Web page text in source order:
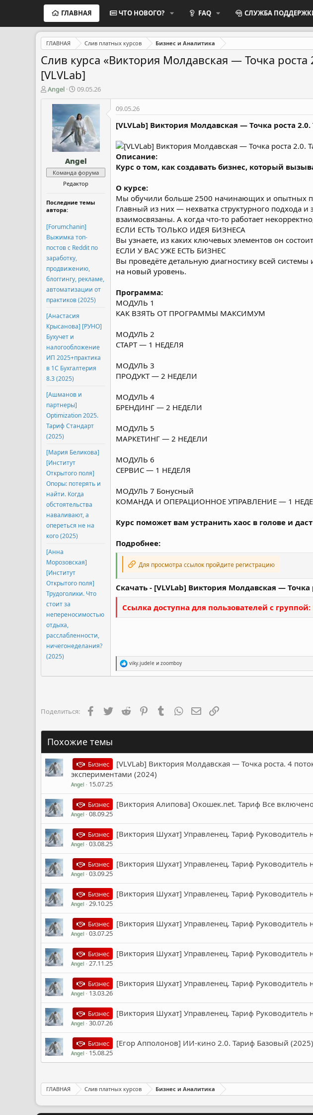
ГЛАВНАЯ ЧТО НОВОГО? FAQ СЛУЖБА
ГЛАВНАЯ Слив платных курсов Бизнес и Аналитика
Слив курса «Виктория Молдавская ― Точка
[VLVLab]
А
в
Angel
Д
а
т
а
н
а
ч
а
л
а
09.05.26
Angel
Команда форума
Редактор
Последние темы
автора:
[Forumchanin]
Выжимка топ-
постов с Reddit по
заработку,
продвижению,
блоггингу, рекламе,
автоматизации от
практиков (2025)
[Анастасия
Крысанова] [РУНО]
Бухучет и
налогообложение
ИП 2025+практика
в 1С Бухгалтерия
8.3 (2025)
[Ашманов и
партнеры]
Optimization 2025.
Тариф Стандарт
(2025)
[Мария Беликова]
[Институт
Открытого поля]
Опоры: потерять и
найти. Когда
обстоятельства
наваливают, а
опереться не на
кого (2025)
[Анна
Морозовская]
[Институт
Открытого поля]
Трудоголики. Что
стоит за
непереносимостью
отдыха,
расслабленности,
ничегонеделания?
(2025)
09.05.26
[VLVLab] Виктория Молдавская ― Точка роста
Описание:
Курс о том, как создавать бизнес, который
О курсе:
Мы обучили больше 2500 начинающих и опытных
Главный из них — нехватка структурного подхода
взаимосвязаны. А когда что‑то работает
ЕСЛИ ЕСТЬ ТОЛЬКО ИДЕЯ БИЗНЕСА
Вы узнаете, из каких ключевых элементов он
ЕСЛИ У ВАС УЖЕ ЕСТЬ БИЗНЕС
Вы проведёте детальную диагностику всей
на новый уровень.
Программа:
МОДУЛЬ 1
КАК ВЗЯТЬ ОТ ПРОГРАММЫ МАКСИМУМ
МОДУЛЬ 2
СТАРТ — 1 НЕДЕЛЯ
МОДУЛЬ 3
ПРОДУКТ — 2 НЕДЕЛИ
МОДУЛЬ 4
БРЕНДИНГ — 2 НЕДЕЛИ
МОДУЛЬ 5
МАРКЕТИНГ — 2 НЕДЕЛИ
МОДУЛЬ 6
СЕРВИС — 1 НЕДЕЛЯ
МОДУЛЬ 7 Бонусный
КОМАНДА И ОПЕРАЦИОННОЕ УПРАВЛЕНИЕ — 1
Курс поможет вам устранить хаос в голове и
Подробнее:
Для просмотра ссылок пройдите регистрацию
Скачать - [VLVLab] Виктория Молдавская ―
Ссылка доступна для пользователей с группой:
Р
е
а
:
viky.judele и zoomboy
Поделиться: FacebookTwitter Reddit PinterestTumblr WhatsAppЭлектронная почта
Похожие темы
Бизнес
[VLVLab] Виктория Молдавская ― Точка роста. 4
экспериментами (2024)
Angel 15.07.25
Бизнес [Виктория Алипова] Окошек.net. Тариф Все
Angel 08.09.25
Бизнес [Виктория Шухат] Управленец. Тариф Руководитель
Angel 03.08.25
Бизнес [Виктория Шухат] Управленец. Тариф Руководитель
Angel 03.09.25
Бизнес [Виктория Шухат] Управленец. Тариф Руководитель
Angel 29.10.25
Бизнес [Виктория Шухат] Управленец. Тариф Руководитель
Angel 03.07.25
Бизнес [Виктория Шухат] Управленец. Тариф Руководитель
Angel 27.11.25
Бизнес [Виктория Шухат] Управленец. Тариф Руководитель
Angel 13.03.26
Бизнес [Виктория Шухат] Управленец. Тариф Руководитель
Angel 30.07.26
Бизнес [Егор Апполонов] ИИ-кино 2.0. Тариф Базовый (2025)
Angel 15.08.25
ГЛАВНАЯ Слив платных курсов Бизнес и Аналитика